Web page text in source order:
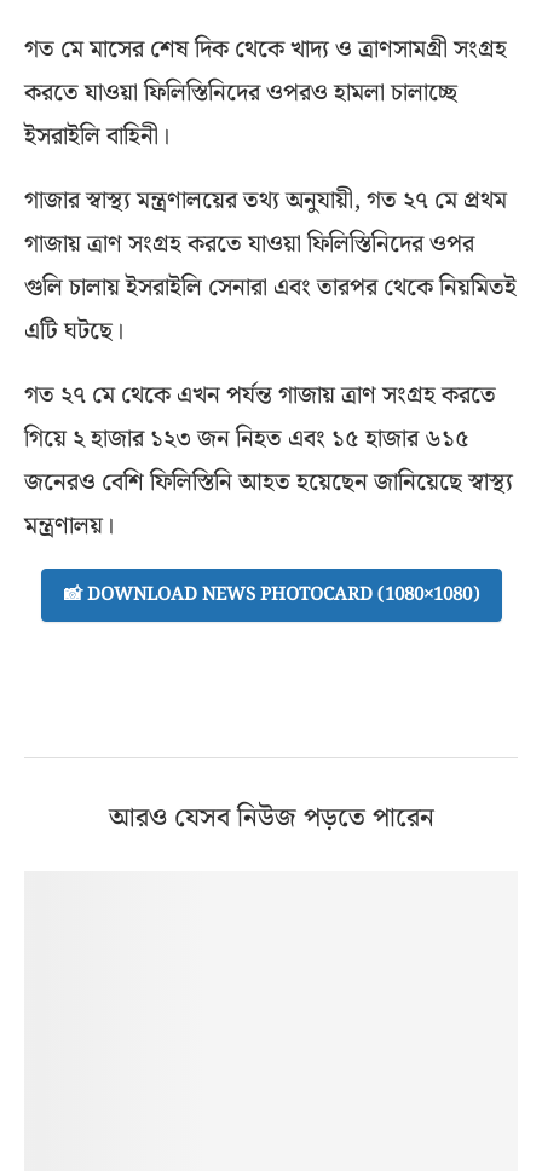
গত মে মাসের শেষ দিক থেকে খাদ্য ও ত্রাণসামগ্রী সংগ্রহ
করতে যাওয়া ফিলিস্তিনিদের ওপরও হামলা চালাচ্ছে
ইসরাইলি বাহিনী।
গাজার স্বাস্থ্য মন্ত্রণালয়ের তথ্য অনুযায়ী, গত ২৭ মে প্রথম
গাজায় ত্রাণ সংগ্রহ করতে যাওয়া ফিলিস্তিনিদের ওপর
গুলি চালায় ইসরাইলি সেনারা এবং তারপর থেকে নিয়মিতই
এটি ঘটছে।
গত ২৭ মে থেকে এখন পর্যন্ত গাজায় ত্রাণ সংগ্রহ করতে
গিয়ে ২ হাজার ১২৩ জন নিহত এবং ১৫ হাজার ৬১৫
জনেরও বেশি ফিলিস্তিনি আহত হয়েছেন জানিয়েছে স্বাস্থ্য
মন্ত্রণালয়।
📸 DOWNLOAD NEWS PHOTOCARD (1080×1080)
আরও যেসব নিউজ পড়তে পারেন